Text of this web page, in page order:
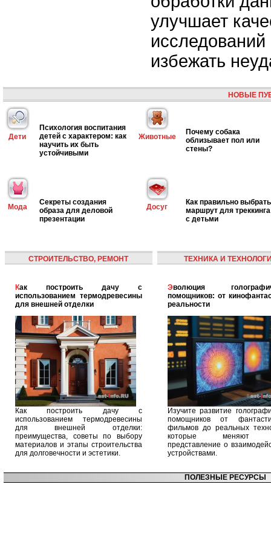
улучшает
исследований
избежать
НОВЫЕ
Дети
Психология воспитания
детей с характером: как
научить их быть
устойчивыми
Животные
Почему собака
облизывает пол или
стены?
Мода
Секреты создания
образа для деловой
презентации
Досуг
Как правильно выбрать
маршрут для треккинга
с детьми
СТРОИТЕЛЬСТВО, РЕМОНТ
Как построить дачу с
использованием термодревесины
для внешней отделки
Как построить дачу с
использованием термодревесины
для внешней отделки:
преимущества, советы по выбору
материалов и этапы строительства
для долговечности и эстетики.
ТЕХНИКА И
Эволюция голографических
помощников: от
реальности
Изучите развитие
помощников от
фильмов до реальных
которые меняют
представление о
устройствами.
ПОЛЕЗНЫЕ РЕСУРСЫ